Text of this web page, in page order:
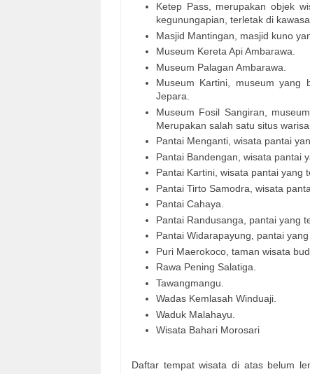
Ketep Pass, merupakan objek
kegunungapian, terletak di
Masjid Mantingan, masjid kuno
Museum Kereta Api Ambarawa.
Museum Palagan Ambarawa.
Museum Kartini, museum yang
Jepara.
Museum Fosil Sangiran,
Merupakan salah satu situs
Pantai Menganti, wisata pantai
Pantai Bandengan, wisata pantai
Pantai Kartini, wisata pantai yang
Pantai Tirto Samodra, wisata
Pantai Cahaya.
Pantai Randusanga, pantai yang
Pantai Widarapayung, pantai
Puri Maerokoco, taman wisata
Rawa Pening Salatiga.
Tawangmangu.
Wadas Kemlasah Winduaji.
Waduk Malahayu.
Wisata Bahari Morosari
Daftar tempat wisata di atas belum